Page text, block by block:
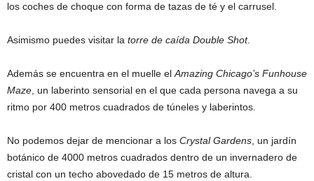
los coches de choque con forma de tazas de té y el carrusel.
Asimismo puedes visitar la torre de caída Double Shot.
Además se encuentra en el muelle elAmazing Chicago’s Funhouse
Maze, un laberinto sensorial en el que cada persona navega a su
ritmo por 400 metros cuadrados de túneles y laberintos.
No podemos dejar de mencionar a los Crystal Gardens, un jardín
botánico de 4000 metros cuadrados dentro de un invernadero de
cristal con un techo abovedado de 15 metros de altura.